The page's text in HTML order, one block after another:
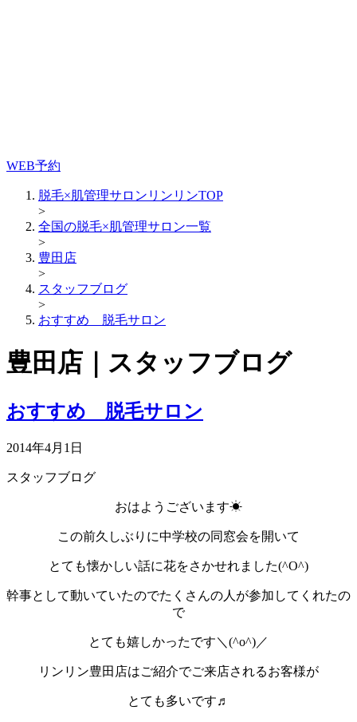
WEB予約
脱毛×肌管理サロンリンリンTOP
>
全国の脱毛×肌管理サロン一覧
>
豊田店
>
スタッフブログ
>
おすすめ 脱毛サロン
豊田店｜スタッフブログ
おすすめ 脱毛サロン
2014年4月1日
スタッフブログ
おはようございます☀
この前久しぶりに中学校の同窓会を開いて
とても懐かしい話に花をさかせれました(^O^)
幹事として動いていたのでたくさんの人が参加してくれたの
で
とても嬉しかったです＼(^o^)／
リンリン豊田店はご紹介でご来店されるお客様が
とても多いです♬